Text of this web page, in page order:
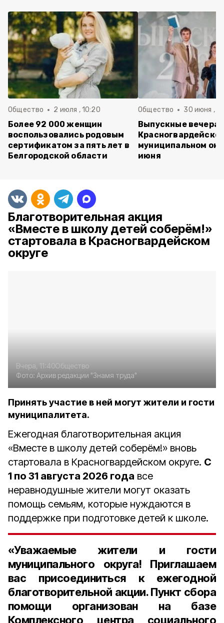
Общество 2 июля , 10:20
Более 92 000 женщин
воспользовались родовым
сертификатом за пять лет в
Белгородской области
Общество 30 июня ,
Выпускные вечера
муниципальном
июня
Благотворительная акция
«Вместе в школу детей соберём!»
стартовала в Красногвардейском
округе
Вчера, 11:40Общество
Фото: Архив редакции "Знамя труда"
Принять участие в ней могут жители и гости
муниципалитета.
Ежегодная благотворительная акция
«Вместе в школу детей соберём!» вновь
стартовала в Красногвардейском округе. С
1 по 31 августа 2026 года все
неравнодушные жители могут оказать
помощь семьям, которые нуждаются в
поддержке при подготовке детей к школе.
«Уважаемые жители и гости
муниципального округа! Приглашаем
вас присоединиться к ежегодной
благотворительной акции. Пункт сбора
помощи организован на базе
Комплексного центра социального